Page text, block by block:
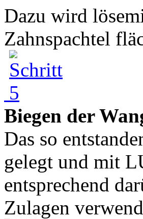
Dazu wird
Zahnspachtel
Biegen der
Das so
gelegt und mit
entsprechend
Zulagen